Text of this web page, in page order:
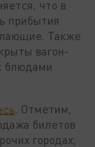
что в
прибытия
Также
вагон-
блюдами
. Отметим,
билетов
городах,